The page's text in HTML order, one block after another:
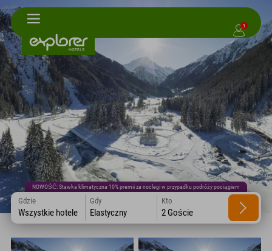
1
NOWOŚĆ: Stawka klimatyczna 10% premii za noclegi w przypadku podróży pociągiem
Gdzie
Wszystkie hotele
Gdy
Elastyczny
Kto
2 Goście